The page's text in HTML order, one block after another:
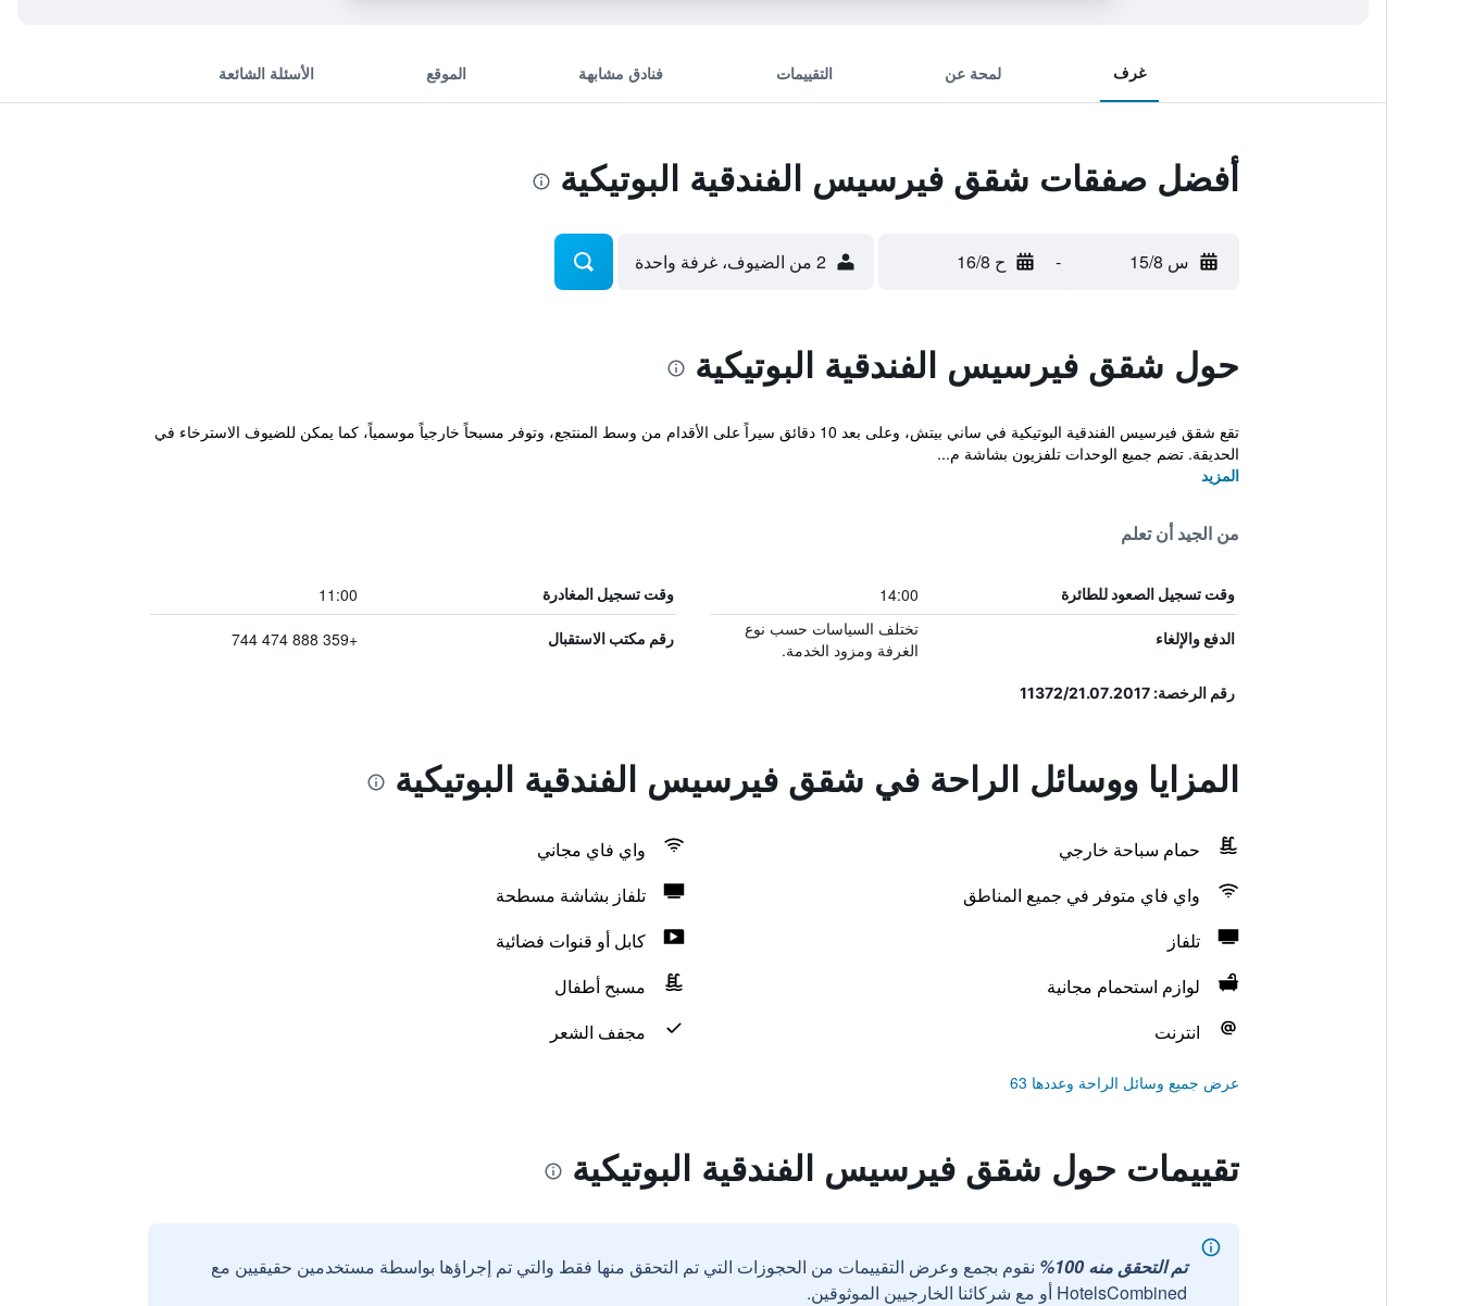
غرف لمحة عن التقييمات فنادق مشابهة الموقع الأسئلة الشائعة
أفضل صفقات شقق فيرسيس الفندقية البوتيكية
س 15/8 - ح 16/8 2 من الضيوف، غرفة واحدة
حول شقق فيرسيس الفندقية البوتيكية
تقع شقق فيرسيس الفندقية البوتيكية في ساني بيتش، وعلى بعد 10 دقائق سيراً على الأقدام من وسط المنتجع، وتوفر مسبحاً خارجياً موسمياً، كما يمكن للضيوف الاسترخاء في
الحديقة. تضم جميع الوحدات تلفزيون بشاشة م...
المزيد
من الجيد أن تعلم
وقت تسجيل الصعود للطائرة 14:00 وقت تسجيل المغادرة 11:00
الدفع والإلغاء
تختلف السياسات حسب نوع
الغرفة ومزود الخدمة.
رقم مكتب الاستقبال +359 888 474 744
رقم الرخصة: 11372/21.07.2017
المزايا ووسائل الراحة في شقق فيرسيس الفندقية البوتيكية
حمام سباحة خارجي
واي فاي مجاني
واي فاي متوفر في جميع المناطق
تلفاز بشاشة مسطحة
تلفاز
كابل أو قنوات فضائية
لوازم استحمام مجانية
مسبح أطفال
انترنت
مجفف الشعر
عرض جميع وسائل الراحة وعددها 63
تقييمات حول شقق فيرسيس الفندقية البوتيكية
تم التحقق منه 100%
نقوم بجمع وعرض التقييمات من الحجوزات التي تم التحقق منها فقط والتي تم إجراؤها بواسطة مستخدمين حقيقيين مع
HotelsCombined أو مع شركائنا الخارجيين الموثوقين.